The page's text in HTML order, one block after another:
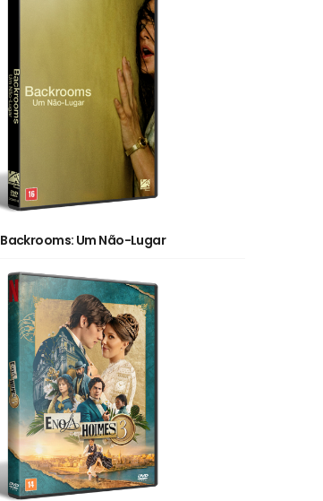
Backrooms: Um Não-Lugar